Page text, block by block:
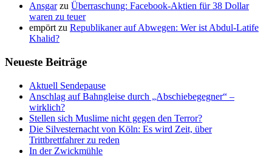
Ansgarzu Überraschung: Facebook-Aktien für 38 Dollar
waren zu teuer
empört zu Republikaner auf Abwegen: Wer ist Abdul-Latife
Khalid?
Neueste Beiträge
Aktuell Sendepause
Anschlag auf Bahngleise durch „Abschiebegegner“ –
wirklich?
Stellen sich Muslime nicht gegen den Terror?
Die Silvesternacht von Köln: Es wird Zeit, über
Trittbrettfahrer zu reden
In der Zwickmühle